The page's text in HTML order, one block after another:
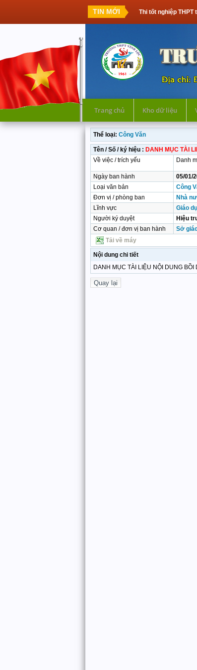
TIN MỚI Thi tốt nghiệp THPT
Trang chủ Kho dữ liệu
Thể loại: Công Văn
Tên / Số / ký hiệu : DANH MỤC TÀI
Về việc / trích yếu
Danh
Ngày ban hành
05/01/
Loại văn bản
Công
Đơn vị / phòng ban
Nhà
Lĩnh vực
Giáo
Người ký duyệt
Hiệu
Cơ quan / đơn vị ban hành
Sở
Tải về máy
Nội dung chi tiết
DANH MỤC TÀI LIỆU NỘI DUNG BỒI